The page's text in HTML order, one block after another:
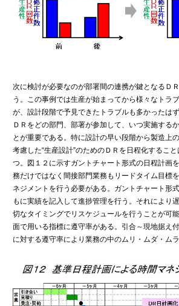
次に検討が必要なのが部署間の連携が鍵となるＤ
う。この事例では生産が始まってから様々なトラ
が、設計段階で予見できたトラブルも多かったは
ＤＲをどの部門、部署が参加して、いつ実施する
とが重要である。特に設計の早い段階から製造上
考慮した“生産設計”のためのＤＲを日程化するこ
つ。図１２に示すガントチャート形式の日程計画
務だけではなく間接部門業務もリードタイム目標
ネジメントを行う必要がある。ガントチャート形
もに実績を記入して進捗管理を行う。それにより
切なタイミングでリスケジュールを行うことが可
面で用いる指標に遵守率がある。引合～現地据え
に対する遵守率により業務の中のムリ・ムダ・ム